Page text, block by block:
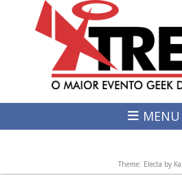
MENU
Theme: Electa by